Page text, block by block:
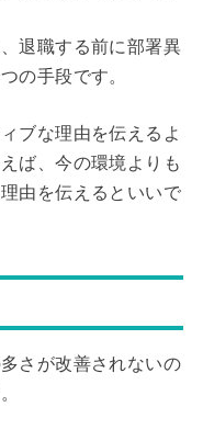
退職する前に部署異
の手段です。
ブな理由を伝えるよ
ば、今の環境よりも
由を伝えるといいで
さが改善されないの